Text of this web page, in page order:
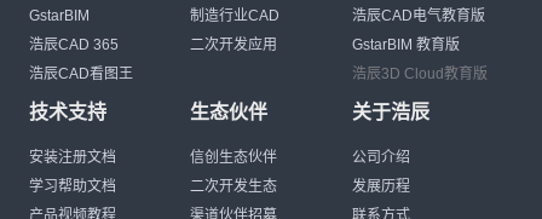
GstarBIM
浩辰CAD 365
浩辰CAD看图王
制造行业CAD
二次开发应用
浩辰CAD电气教育版
GstarBIM 教育版
浩辰3D Cloud教育版
技术支持
安装注册文档
学习帮助文档
生态伙伴
信创生态伙伴
二次开发生态
关于浩辰
公司介绍
发展历程